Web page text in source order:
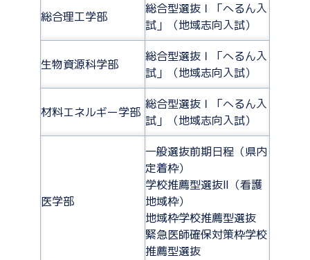
総合理工学部
総合型選抜Ｉ「へるん入
試」（地域志向入試）
生物資源科学部
総合型選抜Ｉ「へるん入
試」（地域志向入試）
材料エネルギー学部
総合型選抜Ｉ「へるん入
試」（地域志向入試）
医学部
一般選抜前期日程（県内
定着枠）
学校推薦型選抜Ⅱ（看護
地域枠）
地域枠学校推薦型選抜
緊急医師確保対策枠学校
推薦型選抜